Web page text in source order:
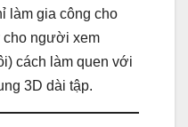
làm gia công cho
cho người xem
cách làm quen với
3D dài tập.